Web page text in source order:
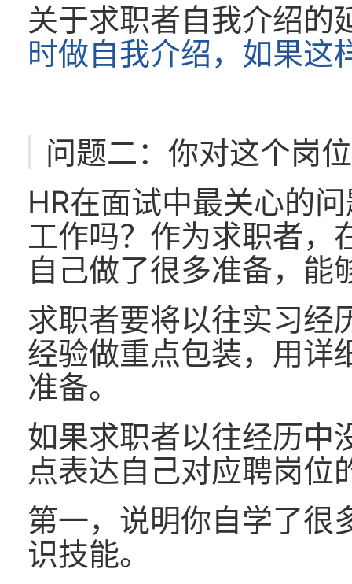
关于求职者自我介绍的
时做自我介绍，如果这
问题二：你对这个岗
HR在面试中最关心的
工作吗？作为求职者，
自己做了很多准备，能
求职者要将以往实习经
经验做重点包装，用详
准备。
如果求职者以往经历中
点表达自己对应聘岗位
第一，说明你自学了很
识技能。